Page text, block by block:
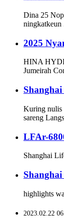
Dina 25
ningkatkeun
2025
HINA
Jumeirah
Kuring nulis
sareng
LFAr-
Shanghai
highlights
2023.02.22